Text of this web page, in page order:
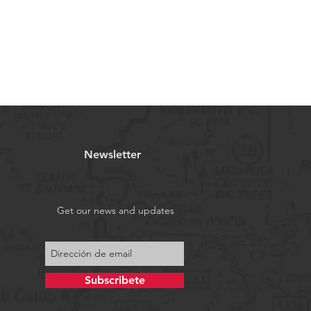
Newsletter
Get our news and updates
Subscribete